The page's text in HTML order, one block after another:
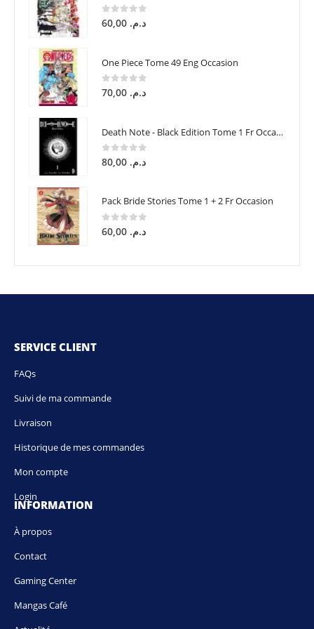
0sur 5د.م.
One Piece Tome 49 Eng Occasion
0sur 5د.م.
Death Note - Black Edition Tome 1 Fr Occasion
0sur 5د.م.
Pack Bride Stories Tome 1 + 2 Fr Occasion
0sur 5د.م.
SERVICE CLIENT
FAQs
Suivi de ma commande
Livraison
Historique de mes commandes
Mon compte
Login
INFORMATION
À propos
Contact
Gaming Center
Mangas Café